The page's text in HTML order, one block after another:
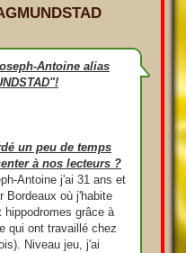
Antoine alias
un peu de temps
à nos lecteurs ?
Antoine j'ai 31 ans et
Bordeaux où j'habite
grâce à
qui ont travaillé chez
Niveau jeu, j'ai